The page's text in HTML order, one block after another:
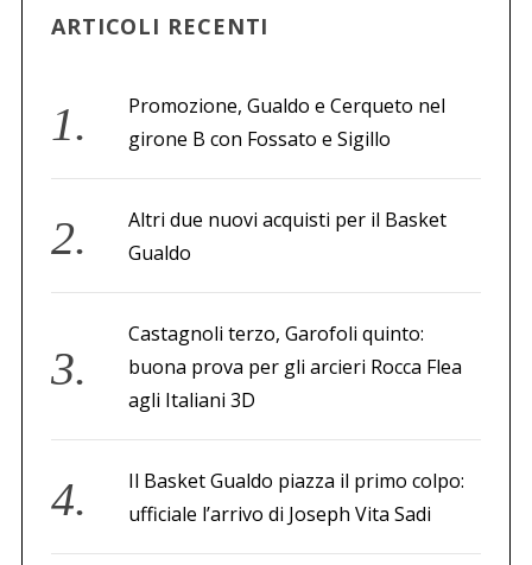
ARTICOLI RECENTI
Promozione, Gualdo e Cerqueto nel
girone B con Fossato e Sigillo
Altri due nuovi acquisti per il Basket
Gualdo
Castagnoli terzo, Garofoli quinto:
buona prova per gli arcieri Rocca Flea
agli Italiani 3D
Il Basket Gualdo piazza il primo colpo:
ufficiale l’arrivo di Joseph Vita Sadi